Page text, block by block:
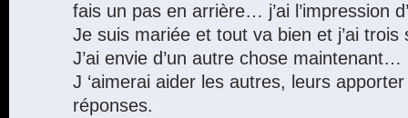
fais un pas en arrière… j’ai l’impression
Je suis mariée et tout va bien et j’ai trois
J’ai envie d’un autre chose maintenant…
J ‘aimerai aider les autres, leurs
réponses.